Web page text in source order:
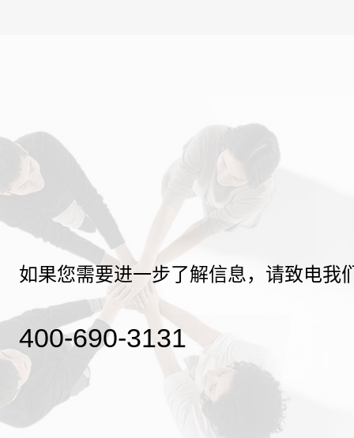
如果您需要进一步了解信息，请致电我
400-690-3131